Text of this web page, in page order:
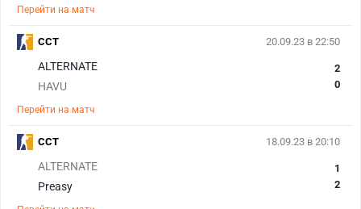
Перейти на матч
20.09.23 в 22:50
ALTERNATE
HAVU
2
0
Перейти на матч
CCT
18.09.23 в 20:10
ALTERNATE
Preasy
1
2
CCT